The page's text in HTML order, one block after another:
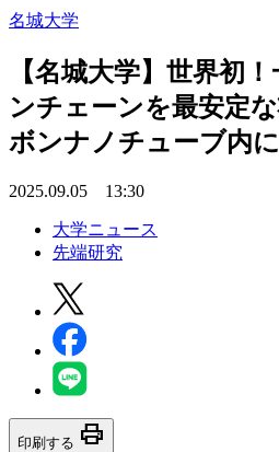
名城大学
【名城大学】世界初
ンチェーンを最安定
ボンナノチューブ内
2025.09.05 13:30
大学ニュース
先端研究
印刷する print